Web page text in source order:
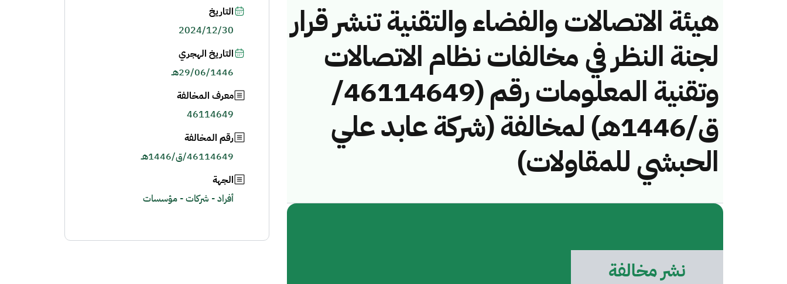
هيئة الاتصالات والفضاء والتقنية تنشر قرار
لجنة النظر في مخالفات نظام الاتصالات
وتقنية المعلومات رقم (46114649/
ق/1446هـ) لمخالفة (شركة عابد علي
الحبشي للمقاولات)
نشر مخالفة
التاريخ
2024/12/30
التاريخ الهجري
29/06/1446هـ
معرف المخالفة
46114649
رقم المخالفة
46114649/ق/1446هـ
الجهة
أفراد - شركات - مؤسسات